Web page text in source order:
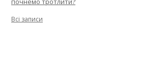
Всі записи